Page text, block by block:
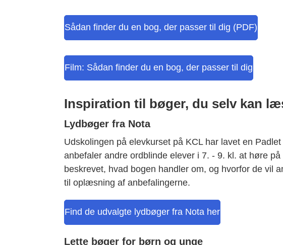
Sådan finder du en bog, der passer til dig (PDF)
Film: Sådan finder du en bog, der passer til dig
Inspiration til bøger, du selv kan
Lydbøger fra Nota
Udskolingen på elevkurset på KCL har lavet en
anbefaler andre ordblinde elever i 7. - 9. kl. at høre
beskrevet, hvad bogen handler om, og hvorfor de vil
til oplæsning af anbefalingerne.
Find de udvalgte lydbøger fra Nota her
Lette bøger for børn og unge